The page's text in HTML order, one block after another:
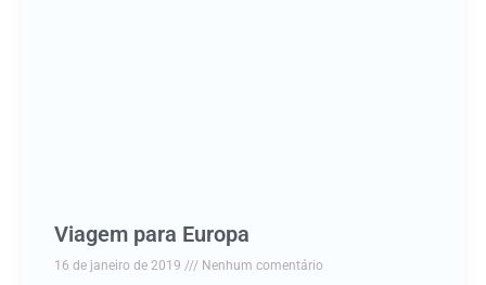
Viagem para Europa
16 de janeiro de 2019 Nenhum comentário